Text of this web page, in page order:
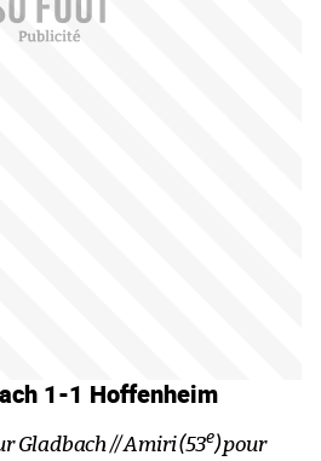
1-1 Hoffenheim
Gladbach // Amiri (53e) pour